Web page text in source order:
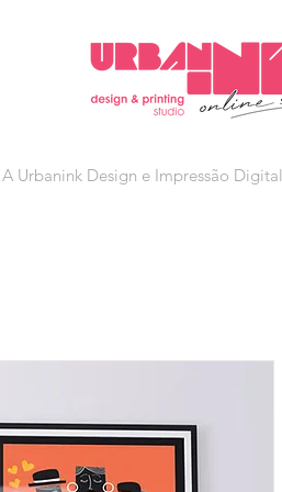
A Urbanink Design e Impressão Digital